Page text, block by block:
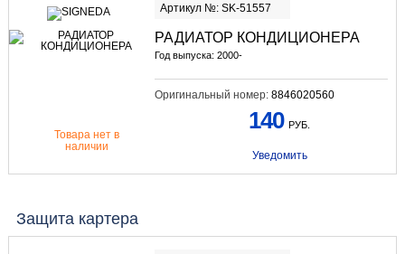
Артикул №: SK-51557
РАДИАТОР КОНДИЦИОНЕРА
Год выпуска: 2000-
Оригинальный номер: 8846020560
Товара нет в
наличии
140 РУБ.
Уведомить
Защита картера